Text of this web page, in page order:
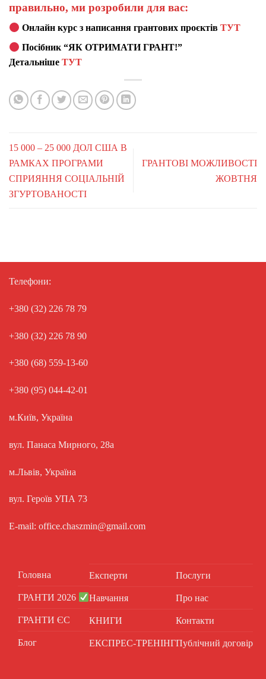
правильно, ми розробили для вас:
Онлайн курс з написання грантових проєктівТУТ
Посібник “ЯК ОТРИМАТИ ГРАНТ!”
Детальніше ТУТ
15 000 – 25 000 ДОЛ США В
РАМКАХ ПРОГРАМИ
СПРИЯННЯ СОЦІАЛЬНІЙ
ЗГУРТОВАНОСТІ
ГРАНТОВІ МОЖЛИВОСТІ
ЖОВТНЯ
Телефони:
+380 (32) 226 78 79
+380 (32) 226 78 90
+380 (68) 559-13-60
+380 (95) 044-42-01
м.Київ, Україна
вул. Панаса Мирного, 28а
м.Львів, Україна
вул. Героїв УПА 73
E-mail: office.chaszmin@gmail.com
Головна
ГРАНТИ 2026
ГРАНТИ ЄС
Блог
Експерти
Навчання
КНИГИ
ЕКСПРЕС-ТРЕНІНГ
Послуги
Про нас
Контакти
Публічний договір